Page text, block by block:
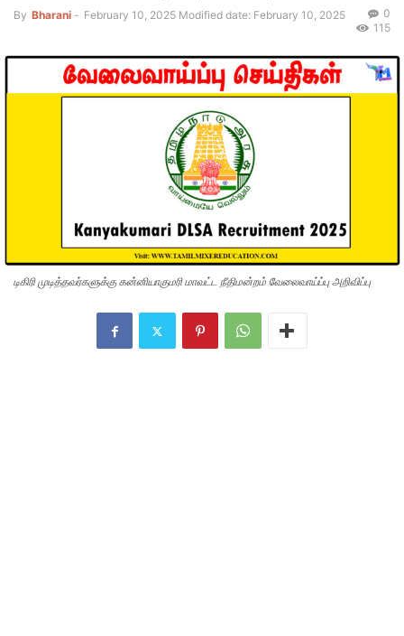
By Bharani - February 10, 2025 Modified date: February 10, 2025
0
115
டிகிரி முடித்தவர்களுக்கு கன்னியாகுமரி மாவட்ட நீதிமன்றம் வேலைவாய்ப்பு அறிவிப்பு